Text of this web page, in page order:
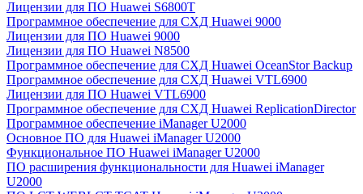
Лицензии для ПО Huawei S6800T
Программное обеспечение для СХД Huawei 9000
Лицензии для ПО Huawei 9000
Лицензии для ПО Huawei N8500
Программное обеспечение для СХД Huawei OceanStor Backup
Программное обеспечение для СХД Huawei VTL6900
Лицензии для ПО Huawei VTL6900
Программное обеспечение для СХД Huawei ReplicationDirector
Программное обеспечение iManager U2000
Основное ПО для Huawei iManager U2000
Функциональное ПО Huawei iManager U2000
ПО расширения функциональности для Huawei iManager
U2000